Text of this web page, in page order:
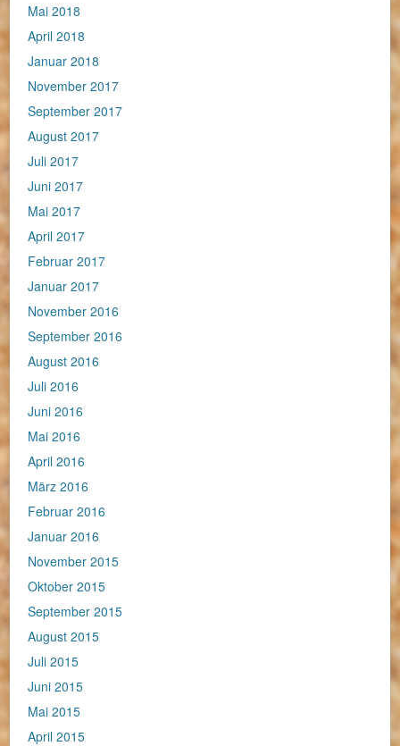
Mai 2018
April 2018
Januar 2018
November 2017
September 2017
August 2017
Juli 2017
Juni 2017
Mai 2017
April 2017
Februar 2017
Januar 2017
November 2016
September 2016
August 2016
Juli 2016
Juni 2016
Mai 2016
April 2016
März 2016
Februar 2016
Januar 2016
November 2015
Oktober 2015
September 2015
August 2015
Juli 2015
Juni 2015
Mai 2015
April 2015